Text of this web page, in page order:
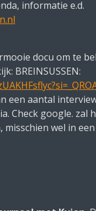
informatie e.d.
docu om te
BREINSUSSEN:
een aantal
Check google. zal
misschien wel in